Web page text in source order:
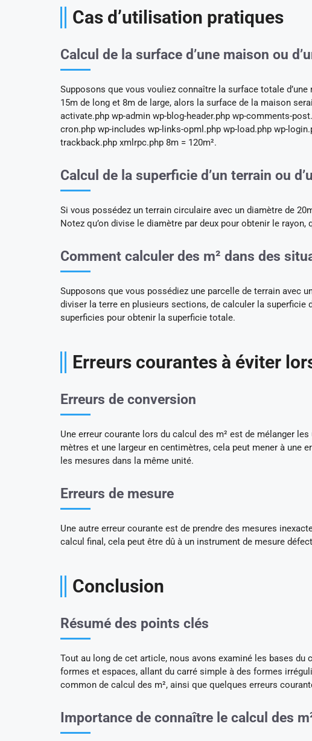
Cas d’utilisation pratiques
Calcul de la surface d’une maison ou
Supposons que vous vouliez connaître la surface totale
15m de long et 8m de large, alors la surface de la maison
activate.php wp-admin wp-blog-header.php wp-comments-
cron.php wp-includes wp-links-opml.php wp-load.php wp-
trackback.php xmlrpc.php 8m = 120m².
Calcul de la superficie d’un terrain ou
Si vous possédez un terrain circulaire avec un diamètre de
Notez qu’on divise le diamètre par deux pour obtenir le
Comment calculer des m² dans des
Supposons que vous possédiez une parcelle de terrain avec
diviser la terre en plusieurs sections, de calculer la superficie
superficies pour obtenir la superficie totale.
Erreurs courantes à éviter
Erreurs de conversion
Une erreur courante lors du calcul des m² est de mélanger
mètres et une largeur en centimètres, cela peut mener à une
les mesures dans la même unité.
Erreurs de mesure
Une autre erreur courante est de prendre des mesures
calcul final, cela peut être dû à un instrument de mesure
Conclusion
Résumé des points clés
Tout au long de cet article, nous avons examiné les bases
formes et espaces, allant du carré simple à des formes
common de calcul des m², ainsi que quelques erreurs
Importance de connaître le calcul des